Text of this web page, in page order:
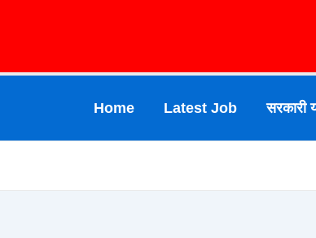
Home Latest Job सरकारी